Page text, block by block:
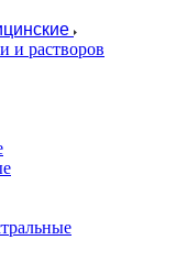
и растворов